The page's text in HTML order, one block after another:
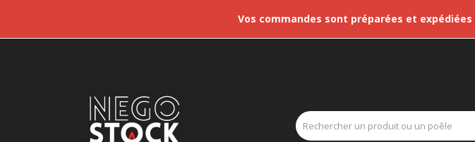
Vos commandes sont préparées et expédiées